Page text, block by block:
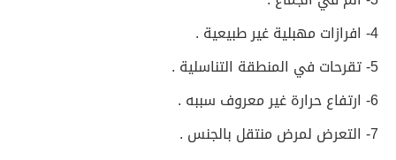
4- افرازات مهبلية غير طبيعية .
5- تقرحات في المنطقة التناسلية .
6- ارتفاع حرارة غير معروف سببه .
7- التعرض لمرض منتقل بالجنس .